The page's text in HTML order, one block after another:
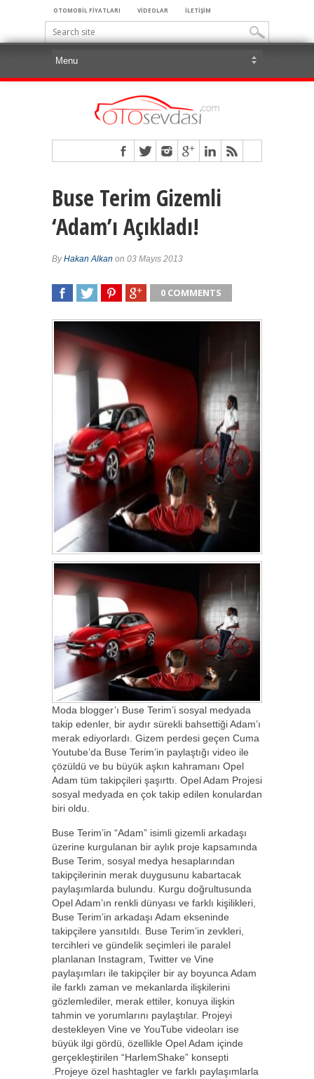
OTOMOBİL FİYATLARI VİDEOLAR İLETİŞİM
Buse Terim Gizemli
‘Adam’ı Açıkladı!
ByHakan Alkan on 03 Mayıs 2013
0 COMMENTS
Moda blogger’ı Buse Terim’i sosyal medyada
takip edenler, bir aydır sürekli bahsettiği Adam’ı
merak ediyorlardı. Gizem perdesi geçen Cuma
Youtube’da Buse Terim’in paylaştığı video ile
çözüldü ve bu büyük aşkın kahramanı Opel
Adam tüm takipçileri şaşırttı. Opel Adam Projesi
sosyal medyada en çok takip edilen konulardan
biri oldu.
Buse Terim’in “Adam” isimli gizemli arkadaşı
üzerine kurgulanan bir aylık proje kapsamında
Buse Terim, sosyal medya hesaplarından
takipçilerinin merak duygusunu kabartacak
paylaşımlarda bulundu. Kurgu doğrultusunda
Opel Adam’ın renkli dünyası ve farklı kişilikleri,
Buse Terim’in arkadaşı Adam ekseninde
takipçilere yansıtıldı. Buse Terim’in zevkleri,
tercihleri ve gündelik seçimleri ile paralel
planlanan Instagram, Twitter ve Vine
paylaşımları ile takipçiler bir ay boyunca Adam
ile farklı zaman ve mekanlarda ilişkilerini
gözlemlediler, merak ettiler, konuya ilişkin
tahmin ve yorumlarını paylaştılar. Projeyi
destekleyen Vine ve YouTube videoları ise
büyük ilgi gördü, özellikle Opel Adam içinde
gerçekleştirilen “HarlemShake” konsepti
.Projeye özel hashtagler ve farklı paylaşımlarla